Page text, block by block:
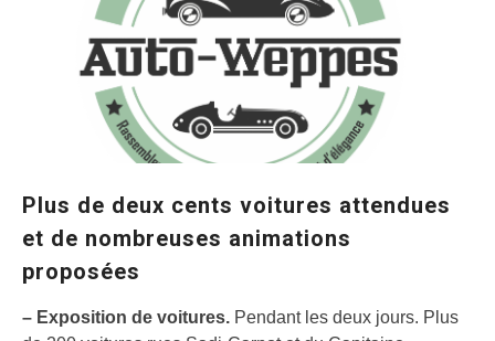
Plus de deux cents voitures attendues
et de nombreuses animations
proposées
– Exposition de voitures. Pendant les deux jours. Plus